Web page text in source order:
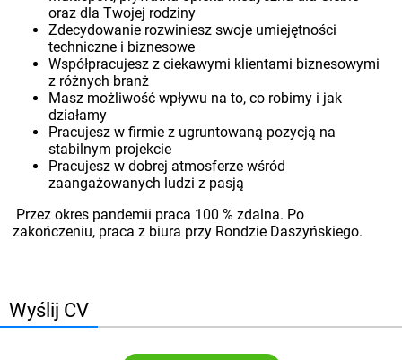
oraz dla Twojej rodziny
Zdecydowanie rozwiniesz swoje umiejętności
techniczne i biznesowe
Współpracujesz z ciekawymi klientami biznesowymi
z różnych branż
Masz możliwość wpływu na to, co robimy i jak
działamy
Pracujesz w firmie z ugruntowaną pozycją na
stabilnym projekcie
Pracujesz w dobrej atmosferze wśród
zaangażowanych ludzi z pasją
Przez okres pandemii praca 100 % zdalna. Po
zakończeniu, praca z biura przy Rondzie Daszyńskiego.
Wyślij CV